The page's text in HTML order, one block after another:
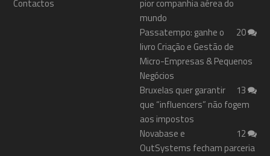
Contactos
pior companhia aérea do
mundo
20
Passatempo: ganhe o
livro Criação e Gestão de
Micro-Empresas & Pequenos
Negócios
13
Bruxelas quer garantir
que “influencers” não fogem
aos impostos
12
Novabase e
OutSystems fecham parceria